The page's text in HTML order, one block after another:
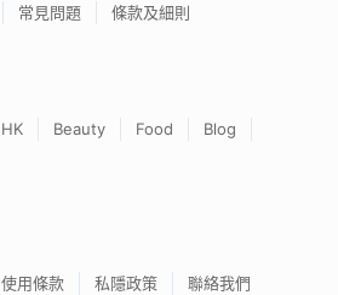
常見問題 條款及細則
HK Beauty Food
Blog
使用條款 私隱政策 聯絡我們